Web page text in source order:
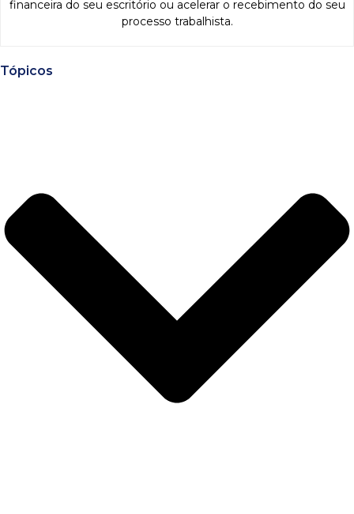
financeira do seu escritório ou acelerar o recebimento do seu
processo trabalhista.
Tópicos